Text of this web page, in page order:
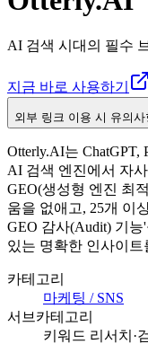
AI 검색 시대의 필수
지금 바로 사용하기
외부 링크 이용 시 유의사
Otterly.AI는 ChatGPT,
AI 검색 엔진에서 자
GEO(생성형 엔진 최
움을 없애고, 25개 이
GEO 감사(Audit) 기
있는 명확한 인사이트
카테고리
마케팅 / SNS
서브카테고리
키워드 리서치·